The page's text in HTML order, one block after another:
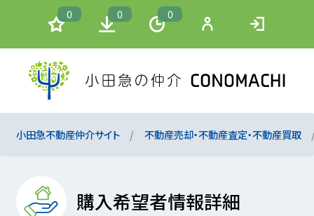
0 0 0
小田急不動産仲介サイト 不動産売却・不動産査定・不動産買取
購入希望者情報詳細